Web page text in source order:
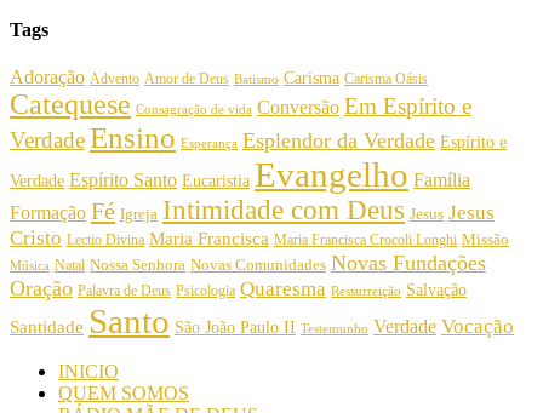
Tags
Adoração Advento Amor de Deus Batismo Carisma Carisma Oásis
Catequese Consagração de vida Conversão Em Espírito e
VerdadeEnsino Esperança Esplendor da Verdade Espírito e
Verdade Espírito Santo Eucaristia Evangelho Família
Formação Fé Igreja Intimidade com Deus Jesus Jesus
Cristo Lectio Divina Maria Francisca Maria Francisca Crocoli Longhi Missão
Música Natal Nossa Senhora Novas Comunidades Novas Fundações
Oração Palavra de Deus Psicologia Quaresma Ressurreição Salvação
Santidade Santo São João Paulo II Testemunho Verdade Vocação
INICIO
QUEM SOMOS